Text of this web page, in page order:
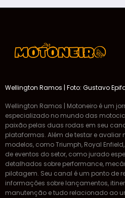
Wellington Ramos | Foto: Gustavo
Wellington Ramos | Motoneiro é um
especializado no mundo das
paixão pelas duas rodas em seu
plataformas. Além de testar e avaliar
modelos, como Triumph, Royal
de eventos do setor, como jurado
detalhados sobre performance,
pilotagem. Seu canal é um ponto de
informações sobre lançamentos,
manutenção e tudo relacionado ao